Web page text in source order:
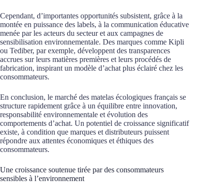
Cependant, d’importantes opportunités subsistent, grâce à la
montée en puissance des labels, à la communication éducative
menée par les acteurs du secteur et aux campagnes de
sensibilisation environnementale. Des marques comme Kipli
ou Tediber, par exemple, développent des transparences
accrues sur leurs matières premières et leurs procédés de
fabrication, inspirant un modèle d’achat plus éclairé chez les
consommateurs.
En conclusion, le marché des matelas écologiques français se
structure rapidement grâce à un équilibre entre innovation,
responsabilité environnementale et évolution des
comportements d’achat. Un potentiel de croissance significatif
existe, à condition que marques et distributeurs puissent
répondre aux attentes économiques et éthiques des
consommateurs.
Une croissance soutenue tirée par des consommateurs
sensibles à l’environnement